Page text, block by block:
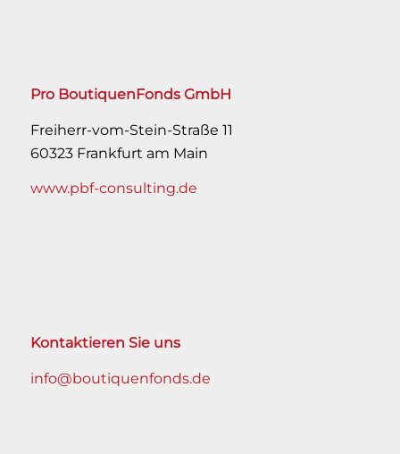
Pro BoutiquenFonds GmbH
Freiherr-vom-Stein-Straße 11
60323 Frankfurt am Main
www.pbf-consulting.de
Kontaktieren Sie uns
info@boutiquenfonds.de